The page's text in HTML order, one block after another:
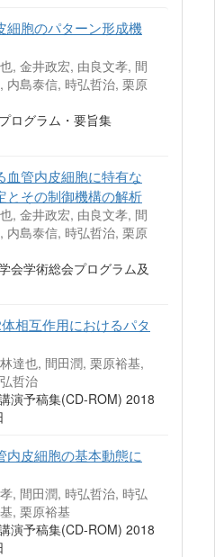
細胞のパターン形成機
, 金井政宏, 由良文孝, 間
内島泰信, 時弘哲治, 栗原
ログラム・要旨集
血管内皮細胞に特有な
とその制御機構の解析
, 金井政宏, 由良文孝, 間
内島泰信, 時弘哲治, 栗原
会学術総会プログラム及
相互作用におけるパタ
達也, 間田潤, 栗原裕基,
哲治
演予稿集(CD-ROM) 2018
内皮細胞の基本動態に
, 間田潤, 時弘哲治, 時弘
, 栗原裕基
演予稿集(CD-ROM) 2018